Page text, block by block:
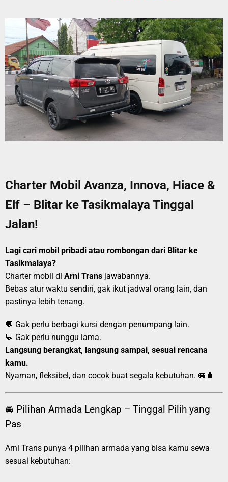
Charter Mobil Avanza, Innova, Hiace &
Elf – Blitar ke Tasikmalaya Tinggal
Jalan!
Lagi cari mobil pribadi atau rombongan dari Blitar ke
Tasikmalaya?
Charter mobil di Arni Trans jawabannya.
Bebas atur waktu sendiri, gak ikut jadwal orang lain, dan
pastinya lebih tenang.
💬 Gak perlu berbagi kursi dengan penumpang lain.
💬 Gak perlu nunggu lama.
Langsung berangkat, langsung sampai, sesuai rencana
kamu.
Nyaman, fleksibel, dan cocok buat segala kebutuhan. 🚐🧳
🚘 Pilihan Armada Lengkap – Tinggal Pilih yang
Pas
Arni Trans punya 4 pilihan armada yang bisa kamu sewa
sesuai kebutuhan: